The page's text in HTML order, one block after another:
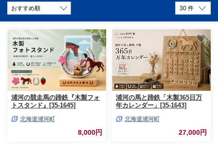
浦河の競走馬の蹄鉄『木製フォ
トスタンド』[35-1645]
北海道浦河町
8,000円
浦河の馬と蹄鉄「木製365日万
年カレンダー」[35-1643]
北海道浦河町
27,000円